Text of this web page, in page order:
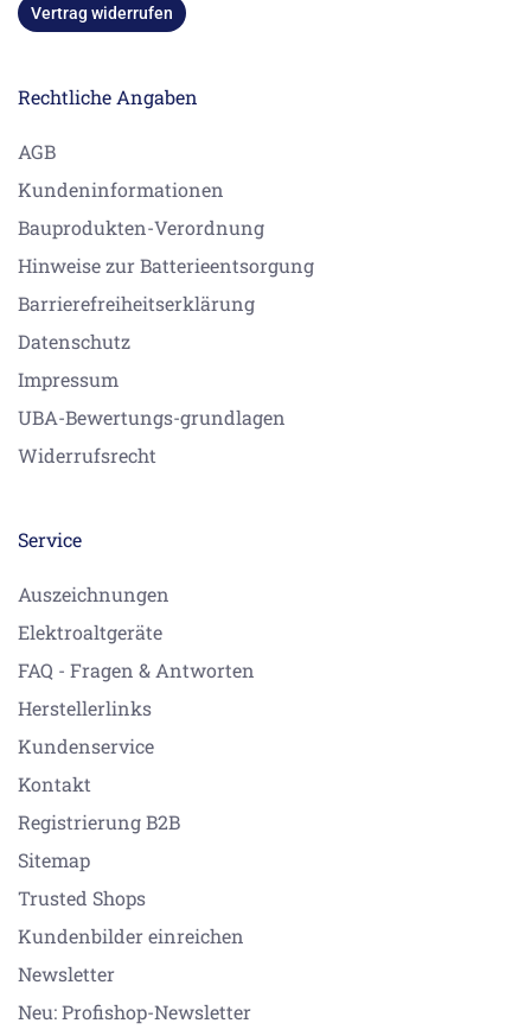
Vertrag widerrufen
Rechtliche Angaben
AGB
Kundeninformationen
Bauprodukten-Verordnung
Hinweise zur Batterieentsorgung
Barrierefreiheitserklärung
Datenschutz
Impressum
UBA-Bewertungs-grundlagen
Widerrufsrecht
Service
Auszeichnungen
Elektroaltgeräte
FAQ - Fragen & Antworten
Herstellerlinks
Kundenservice
Kontakt
Registrierung B2B
Sitemap
Trusted Shops
Kundenbilder einreichen
Newsletter
Neu: Profishop-Newsletter